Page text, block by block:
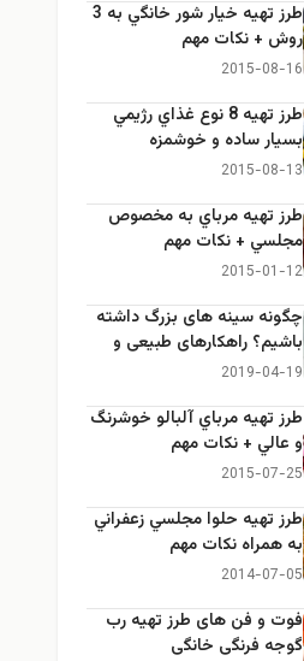
طرز تهيه خیار شور خانگي به 3
روش + نكات مهم
2015-08-16
طرز تهيه 8 نوع غذاي رژيمي
بسيار ساده و خوشمزه
2015-08-13
طرز تهيه مرباي به مخصوص
مجلسي + نكات مهم
2015-01-12
چگونه سینه های بزرگ داشته
باشیم؟ راهکارهای طبیعی و
خانگی برای بزرگ کردن سینه
2019-04-19
طرز تهيه مرباي آلبالو خوشرنگ
و عالي + نكات مهم
2015-07-25
طرز تهيه حلوا مجلسي زعفراني
به همراه نكات مهم
2014-07-05
فوت و فن های طرز تهیه رب
گوجه فرنگی خانگی